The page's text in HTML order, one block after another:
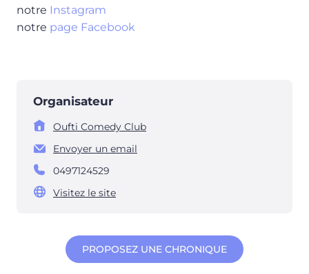
notre Instagram
notre page Facebook
Organisateur
Oufti Comedy Club
Envoyer un email
0497124529
Visitez le site
PROPOSEZ UNE CHRONIQUE